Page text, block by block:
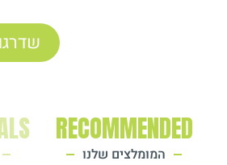
RECOMMENDED
המומלצים שלנו